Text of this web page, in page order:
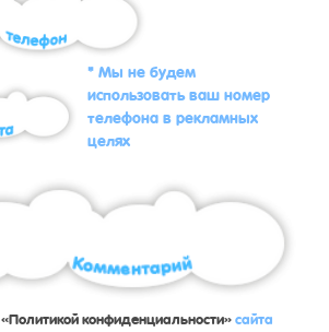
* Мы не будем
использовать ваш номер
телефона в рекламных
целях
«Политикой конфиденциальности»сайта